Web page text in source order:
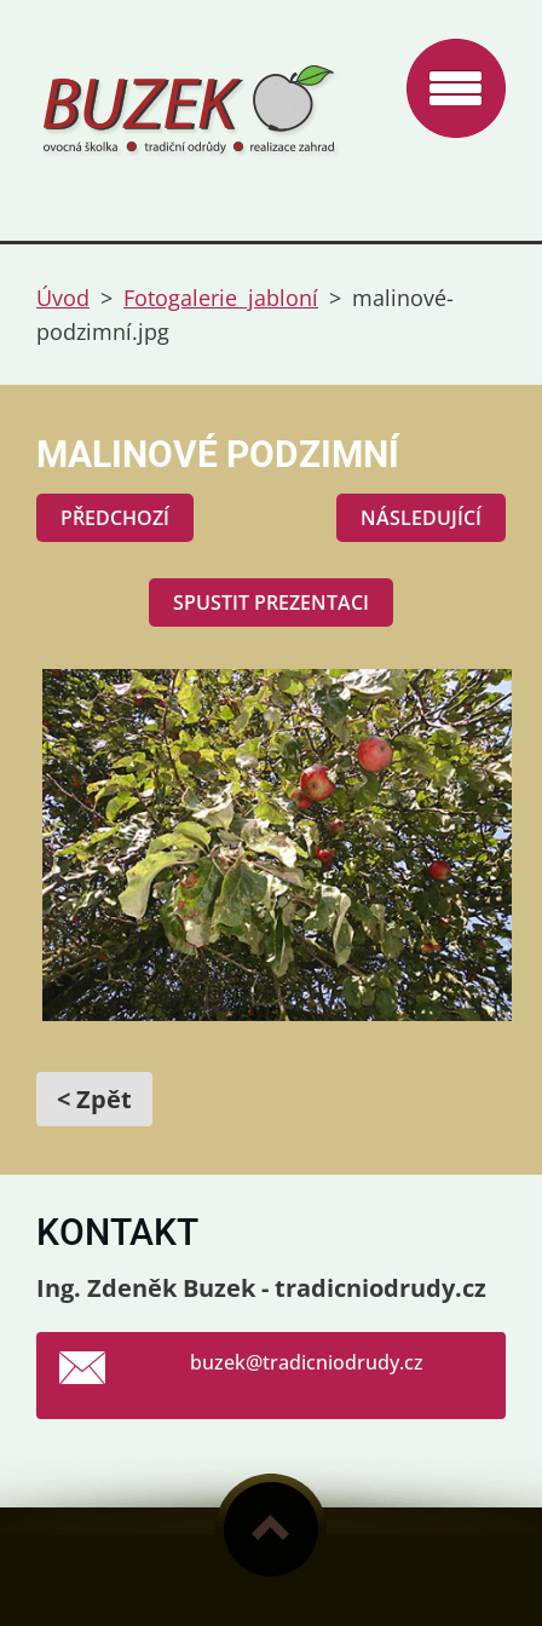
Úvod > Fotogalerie jabloní > malinové-
podzimní.jpg
MALINOVÉ PODZIMNÍ
PŘEDCHOZÍ NÁSLEDUJÍCÍ
SPUSTIT PREZENTACI
< Zpět
KONTAKT
Ing. Zdeněk Buzek - tradicniodrudy.cz
buzek@tradicniodrudy.cz